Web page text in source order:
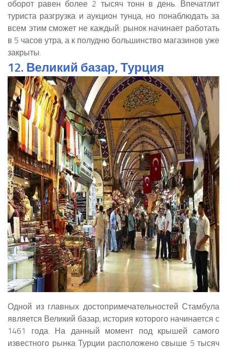
оборот равен более 2 тысяч тонн в день. Впечатлит
туриста разгрузка и аукцион тунца, но понаблюдать за
всем этим сможет не каждый: рынок начинает работать
в 5 часов утра, а к полудню большинство магазинов уже
закрыты.
12. Великий базар, Турция
Одной из главных достопримечательностей Стамбула
является Великий базар, история которого начинается с
1461 года. На данный момент под крышей самого
известного рынка Турции расположено свыше 5 тысяч